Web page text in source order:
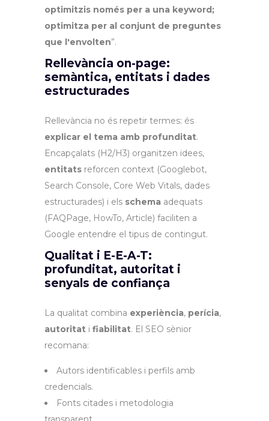
optimitzis només per a una keyword;
optimitza per al conjunt de preguntes
que l'envolten”.
Rellevància on-page:
semàntica, entitats i dades
estructurades
Rellevància no és repetir termes: és
explicar el tema amb profunditat.
Encapçalats (H2/H3) organitzen idees,
entitats reforcen context (Googlebot,
Search Console, Core Web Vitals, dades
estructurades) i els schema adequats
(FAQPage, HowTo, Article) faciliten a
Google entendre el tipus de contingut.
Qualitat i E-E-A-T:
profunditat, autoritat i
senyals de confiança
La qualitat combina experiència, perícia,
autoritat i fiabilitat. El SEO sènior
recomana:
Autors identificables i perfils amb
credencials.
Fonts citades i metodologia